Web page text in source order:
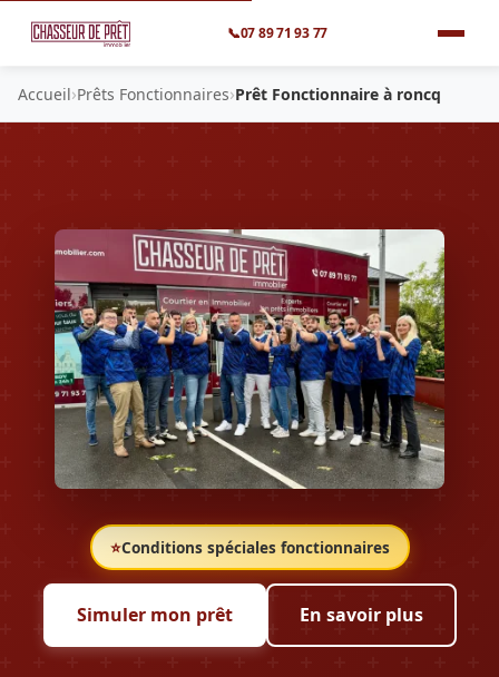
📞07 89 71 93 77
Accueil›Prêts Fonctionnaires›Prêt Fonctionnaire à roncq
⭐Conditions spéciales fonctionnaires
Simuler mon prêt En savoir plus